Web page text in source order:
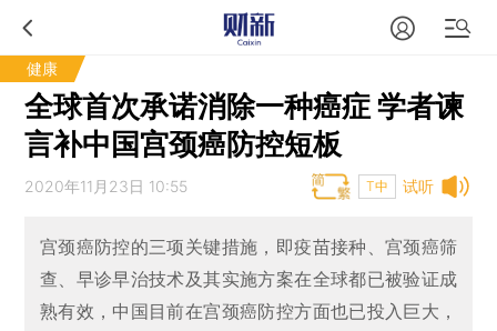
健康
全球首次承诺消除一种癌症 学者谏
言补中国宫颈癌防控短板
试听
2020年11月23日 10:55 T中
宫颈癌防控的三项关键措施，即疫苗接种、宫颈癌筛
查、早诊早治技术及其实施方案在全球都已被验证成
熟有效，中国目前在宫颈癌防控方面也已投入巨大，